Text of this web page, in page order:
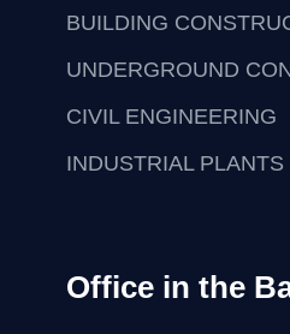
BUILDING
UNDERGROUND
CIVIL ENGINEERING
INDUSTRIAL PLANTS
Office in the